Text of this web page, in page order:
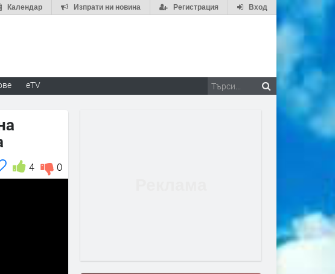
Вход
Регистрация
Изпрати ни новина
Календар
eTV
0
4